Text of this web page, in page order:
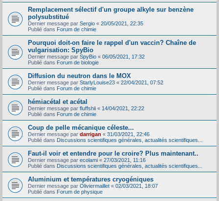
Remplacement sélectif d'un groupe alkyle sur benzène
polysubstitué
Dernier message par Sergio « 20/05/2021, 22:35
Publié dans Forum de chimie
Pourquoi doit-on faire le rappel d'un vaccin? Chaîne de
vulgarisation: SpyBio
Dernier message par SpyBio « 06/05/2021, 17:32
Publié dans Forum de biologie
Diffusion du neutron dans le MOX
Dernier message par StarlyLouise23 « 22/04/2021, 07:52
Publié dans Forum de chimie
hémiacétal et acétal
Dernier message par fluffshii « 14/04/2021, 22:22
Publié dans Forum de chimie
Coup de pelle mécanique céleste...
Dernier message par darrigan « 31/03/2021, 22:46
Publié dans Discussions scientifiques générales, actualités scientifiques...
Faut-il voir et entendre pour le croire? Plus maintenant..
Dernier message par ecolami « 27/03/2021, 11:16
Publié dans Discussions scientifiques générales, actualités scientifiques...
Aluminium et températures cryogéniques
Dernier message par Oliviermaillet « 02/03/2021, 18:07
Publié dans Forum de physique